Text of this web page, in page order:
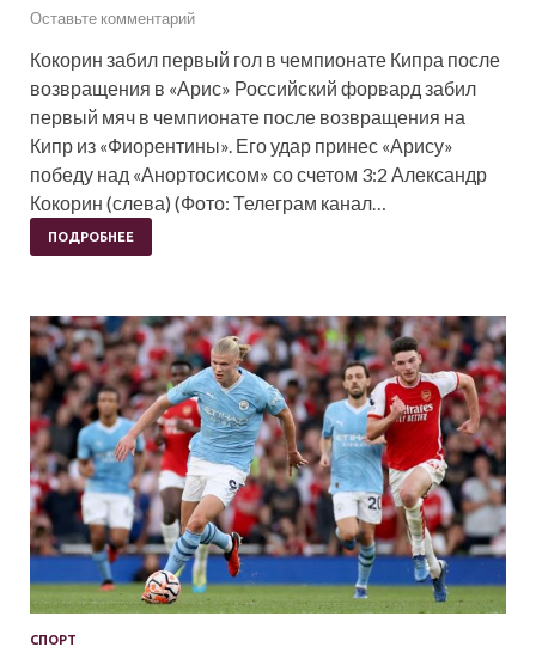
Оставьте комментарий
Кокорин забил первый гол в чемпионате Кипра после
возвращения в «Арис» Российский форвард забил
первый мяч в чемпионате после возвращения на
Кипр из «Фиорентины». Его удар принес «Арису»
победу над «Анортосисом» со счетом 3:2 Александр
Кокорин (слева) (Фото: Телеграм канал…
ПОДРОБНЕЕ
СПОРТ